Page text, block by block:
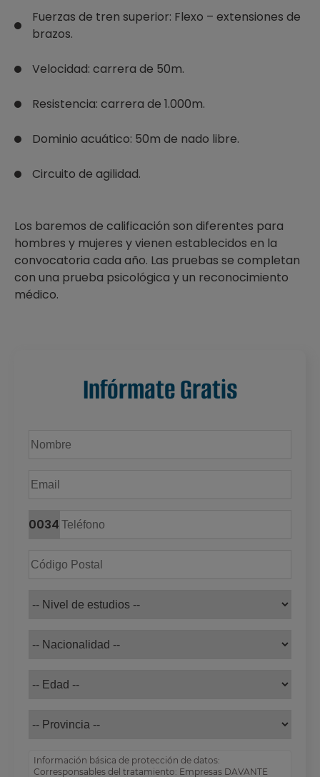
Fuerzas de tren superior: Flexo – extensiones de
brazos.
Velocidad: carrera de 50m.
Resistencia: carrera de 1.000m.
Dominio acuático: 50m de nado libre.
Circuito de agilidad.
Los baremos de calificación son diferentes para
hombres y mujeres y vienen establecidos en la
convocatoria cada año. Las pruebas se completan
con una prueba psicológica y un reconocimiento
médico.
Infórmate Gratis
0034
Información básica de protección de datos:
Corresponsables del tratamiento: Empresas DAVANTE